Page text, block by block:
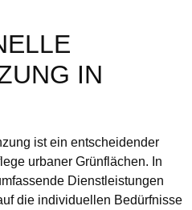
IN
ist ein entscheidender
urbaner Grünflächen. In
Dienstleistungen
die individuellen Bedürfnisse